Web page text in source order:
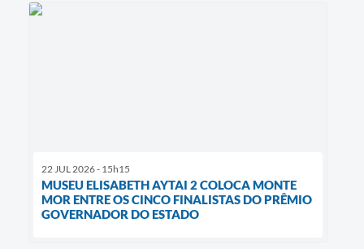
22 JUL 2026 - 15h15
MUSEU ELISABETH AYTAI 2 COLOCA MONTE
MOR ENTRE OS CINCO FINALISTAS DO PRÊMIO
GOVERNADOR DO ESTADO